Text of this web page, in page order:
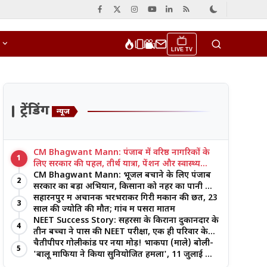
LIVE TV
ट्रेंडिंग न्यूज
1
CM Bhagwant Mann: पंजाब में वरिष्ठ नागरिकों के
लिए सरकार की पहल, तीर्थ यात्रा, पेंशन और स्वास्थ्य
सुविधाओं पर जोर
2
CM Bhagwant Mann: भूजल बचाने के लिए पंजाब
सरकार का बड़ा अभियान, किसानों को नहर का पानी और
आधुनिक खेती का मिल रहा लाभ
3
सहारनपुर में अचानक भरभराकर गिरी मकान की छत, 23
साल की ज्योति की मौत; गांव में पसरा मातम
4
NEET Success Story: सहरसा के किराना दुकानदार के
तीन बच्चों ने पास की NEET परीक्षा, एक ही परिवार के
तीन भाई-बहनों ने रचा इतिहास
5
चैतीपीपर गोलीकांड पर नया मोड़! भाकपा (माले) बोली-
'बालू माफिया ने किया सुनियोजित हमला', 11 जुलाई को